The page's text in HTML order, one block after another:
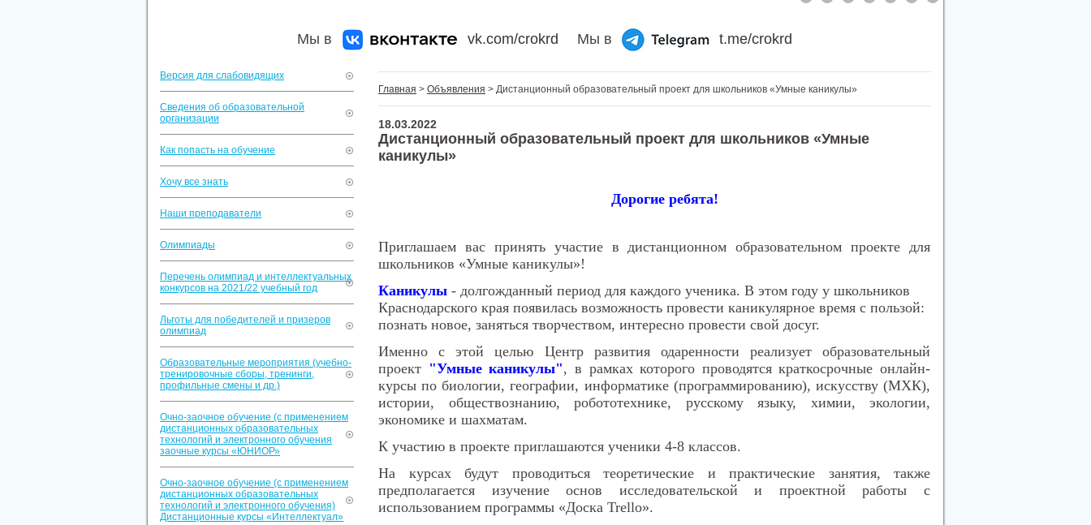
Мы в vk.com/crokrd Мы в t.me/crokrd
Версия для слабовидящих
Сведения об образовательной
организации
Как попасть на обучение
Хочу все знать
Наши преподаватели
Олимпиады
Перечень олимпиад и интеллектуальных
конкурсов на 2021/22 учебный год
Льготы для победителей и призеров
олимпиад
Образовательные мероприятия (учебно-
тренировочные сборы, тренинги,
профильные смены и др.)
Очно-заочное обучение (с применением
дистанционных образовательных
технологий и электронного обучения
заочные курсы «ЮНИОР»
Очно-заочное обучение (с применением
дистанционных образовательных
технологий и электронного обучения)
Дистанционные курсы «Интеллектуал»
Главная > Объявления > Дистанционный образовательный проект для школьников «Умные каникулы»
18.03.2022
Дистанционный образовательный проект для школьников «Умные
каникулы»
Дорогие ребята!
Приглашаем вас принять участие в дистанционном образовательном проекте для
школьников «Умные каникулы»!
Каникулы - долгожданный период для каждого ученика. В этом году у школьников
Краснодарского края появилась возможность провести каникулярное время с пользой:
познать новое, заняться творчеством, интересно провести свой досуг.
Именно с этой целью Центр развития одаренности реализует образовательный
проект "Умные каникулы", в рамках которого проводятся краткосрочные онлайн-
курсы по биологии, географии, информатике (программированию), искусству (МХК),
истории, обществознанию, робототехнике, русскому языку, химии, экологии,
экономике и шахматам.
К участию в проекте приглашаются ученики 4-8 классов.
На курсах будут проводиться теоретические и практические занятия, также
предполагается изучение основ исследовательской и проектной работы с
использованием программы «Доска Trello».